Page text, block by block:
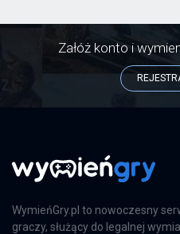
Gothic
PS5
Załóż konto i
WymieńGry.pl to nowoczesny
graczy, służący do legalnej